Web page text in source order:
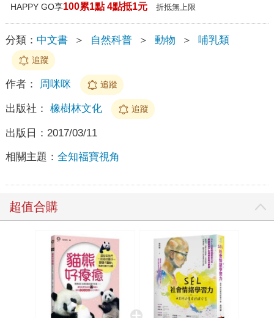
HAPPY GO享100累1點 4點抵1元 折抵無上限
分類： 中文書 ＞ 自然科普 ＞ 動物 ＞ 哺乳類
追蹤
作者： 周咪咪 追蹤
出版社： 橡樹林文化 追蹤
出版日： 2017/03/11
相關主題： 全知福寶視角
超值合購